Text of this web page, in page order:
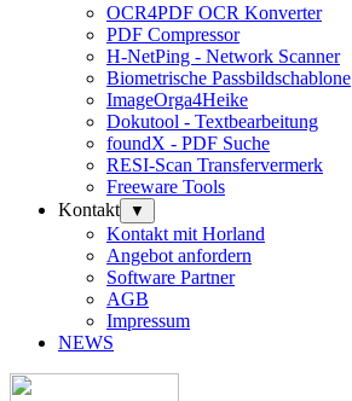
OCR4PDF OCR Konverter
PDF Compressor
H-NetPing - Network Scanner
Biometrische Passbildschablone
ImageOrga4Heike
Dokutool - Textbearbeitung
foundX - PDF Suche
RESI-Scan Transfervermerk
Freeware Tools
Kontakt
▼
Kontakt mit Horland
Angebot anfordern
Software Partner
AGB
Impressum
NEWS